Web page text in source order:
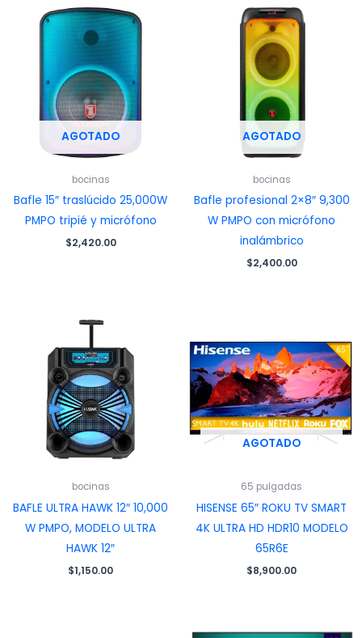
AGOTADO
bocinas
Bafle 15″ traslúcido 25,000W
PMPO tripié y micrófono
$2,420.00
AGOTADO
bocinas
Bafle profesional 2×8″ 9,300
W PMPO con micrófono
inalámbrico
$2,400.00
bocinas
BAFLE ULTRA HAWK 12″ 10,000
W PMPO, MODELO ULTRA
HAWK 12″
$1,150.00
AGOTADO
65 pulgadas
HISENSE 65″ ROKU TV SMART
4K ULTRA HD HDR10 MODELO
65R6E
$8,900.00